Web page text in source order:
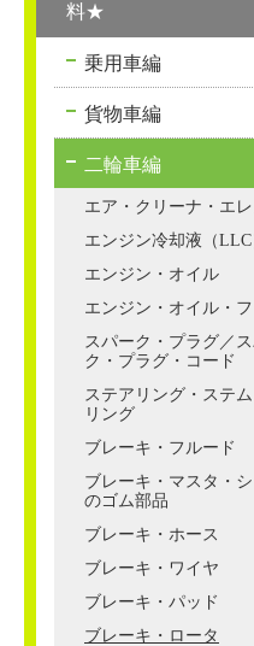
料★
乗用車編
貨物車編
二輪車編
エア・クリーナ・エレ
エンジン冷却液（LLC
エンジン・オイル
エンジン・オイル・
スパーク・プラグ／
ク・プラグ・コード
ステアリング・ステ
リング
ブレーキ・フルード
ブレーキ・マスタ・
のゴム部品
ブレーキ・ホース
ブレーキ・ワイヤ
ブレーキ・パッド
ブレーキ・ロータ